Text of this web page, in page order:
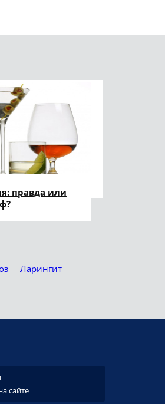
правда или
Ларингит
сайте